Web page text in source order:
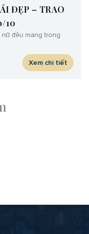
ĐẸP – TRAO
10
đều mang trong
Xem chi tiết